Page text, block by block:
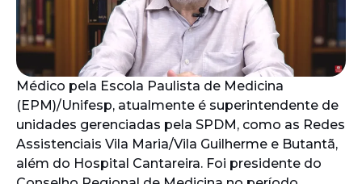
Médico pela Escola Paulista de Medicina
(EPM)/Unifesp, atualmente é superintendente de
unidades gerenciadas pela SPDM, como as Redes
Assistenciais Vila Maria/Vila Guilherme e Butantã,
além do Hospital Cantareira. Foi presidente do